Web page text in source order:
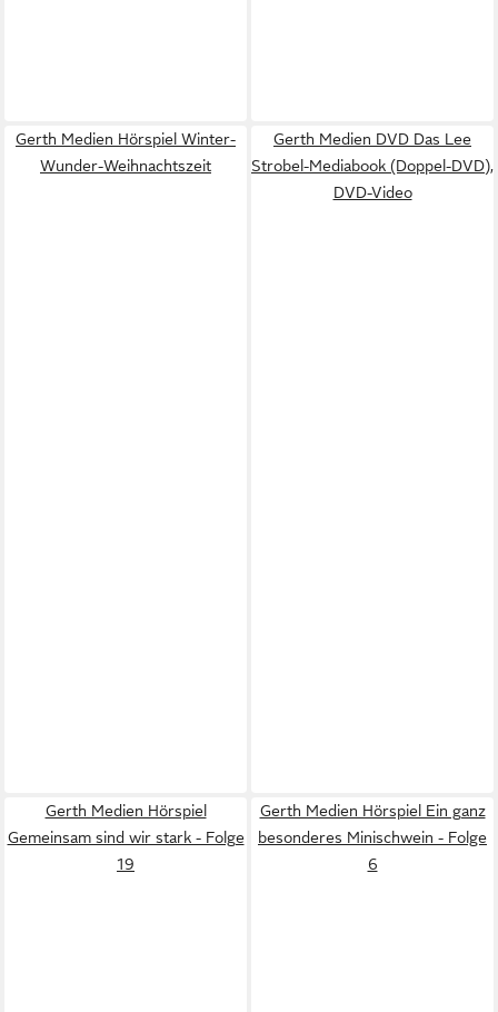
Gerth Medien Hörspiel Winter-
Wunder-Weihnachtszeit
Gerth Medien DVD Das Lee
Strobel-Mediabook (Doppel-DVD),
DVD-Video
Gerth Medien Hörspiel
Gemeinsam sind wir stark - Folge
19
Gerth Medien Hörspiel Ein ganz
besonderes Minischwein - Folge
6